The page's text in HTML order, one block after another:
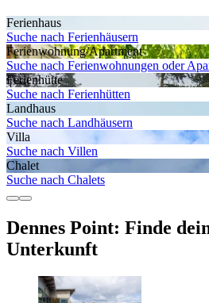
Ferienhaus
Suche nach Ferienhäusern
Ferienwohnung/Apartment
Suche nach Ferienwohnungen oder
Ferienhütte
Suche nach Ferienhütten
Landhaus
Suche nach Landhäusern
Villa
Suche nach Villen
Chalet
Suche nach Chalets
Dennes Point: Finde
Unterkunft